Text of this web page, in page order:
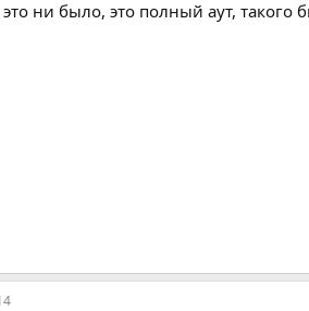
ни было, это полный аут, такого